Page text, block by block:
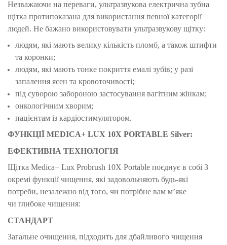
Незважаючи на переваги, ультразвукова електрична зубна
щітка протипоказана для використання певної категорії
людей. Не бажано використовувати ультразвукову щітку:
людям, які мають велику кількість пломб, а також штифти
та коронки;
людям, які мають тонке покриття емалі зубів; у разі
запалення ясен та кровоточивості;
під суворою забороною застосування вагітним жінкам;
онкологічним хворим;
пацієнтам із кардіостимулятором.
ФУНКЦІЇ MEDICA+ LUX 10X PORTABLE Silver:
ЕФЕКТИВНА ТЕХНОЛОГІЯ
Щітка Medica+ Lux Probrush 10X Portable поєднує в собі З
окремі функції чищення, які задовольняють будь-які
потреби, незалежно від того, чи потрібне вам мʼяке
чи глибоке чищення:
СТАНДАРТ
Загальне очищення, підходить для дбайливого чищення